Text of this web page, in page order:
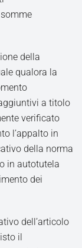
della
qualora la
a titolo
verificato
l’appalto in
della norma
in autotutela
dei
dell’articolo
il